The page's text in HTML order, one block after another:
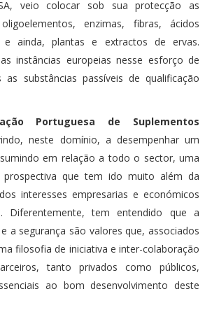
veio colocar sob sua protecção as
enzimas, fibras, ácidos
e ainda, plantas e extractos de ervas.
instâncias europeias nesse esforço de
substâncias passíveis de qualificação
Portuguesa de Suplementos
neste domínio, a desempenhar um
em relação a todo o sector, uma
que tem ido muito além da
interesses empresarias e económicos
Diferentemente, tem entendido que a
a segurança são valores que, associados
filosofia de iniciativa e inter-colaboração
tanto privados como públicos,
ao bom desenvolvimento deste